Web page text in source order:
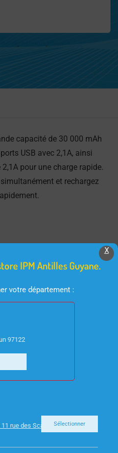
, ,
capacité de 30 000 mAh
USB avec 2,1A, ainsi
2,1A pour une charge rapide.
et rechargez
INFORMATIQUE
X
IPM Antilles Guyane.
votre département :
97122
rue des Scarabees 97300
Sélectionner